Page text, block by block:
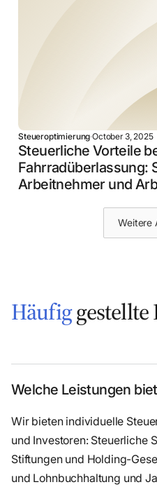
Steueroptimierung·October 3, 2025
Steuerliche Vorteile
Fahrradüberlassung:
Arbeitnehmer und
Weitere
Häufiggestellte
Welche Leistungen
Wir bieten individuelle
und Investoren: Steuerliche
Stiftungen und Holding-
und Lohnbuchhaltung und